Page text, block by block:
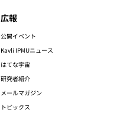
広報
公開イベント
Kavli IPMUニュース
はてな宇宙
研究者紹介
メールマガジン
トピックス